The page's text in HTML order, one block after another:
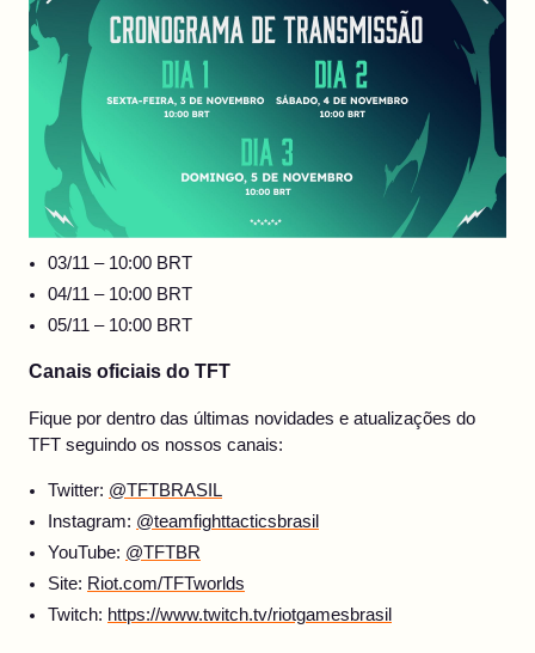
03/11 – 10:00 BRT
04/11 – 10:00 BRT
05/11 – 10:00 BRT
Canais oficiais do TFT
Fique por dentro das últimas novidades e atualizações do
TFT seguindo os nossos canais:
Twitter: @TFTBRASIL
Instagram: @teamfighttacticsbrasil
YouTube: @TFTBR
Site: Riot.com/TFTworlds
Twitch: https://www.twitch.tv/riotgamesbrasil